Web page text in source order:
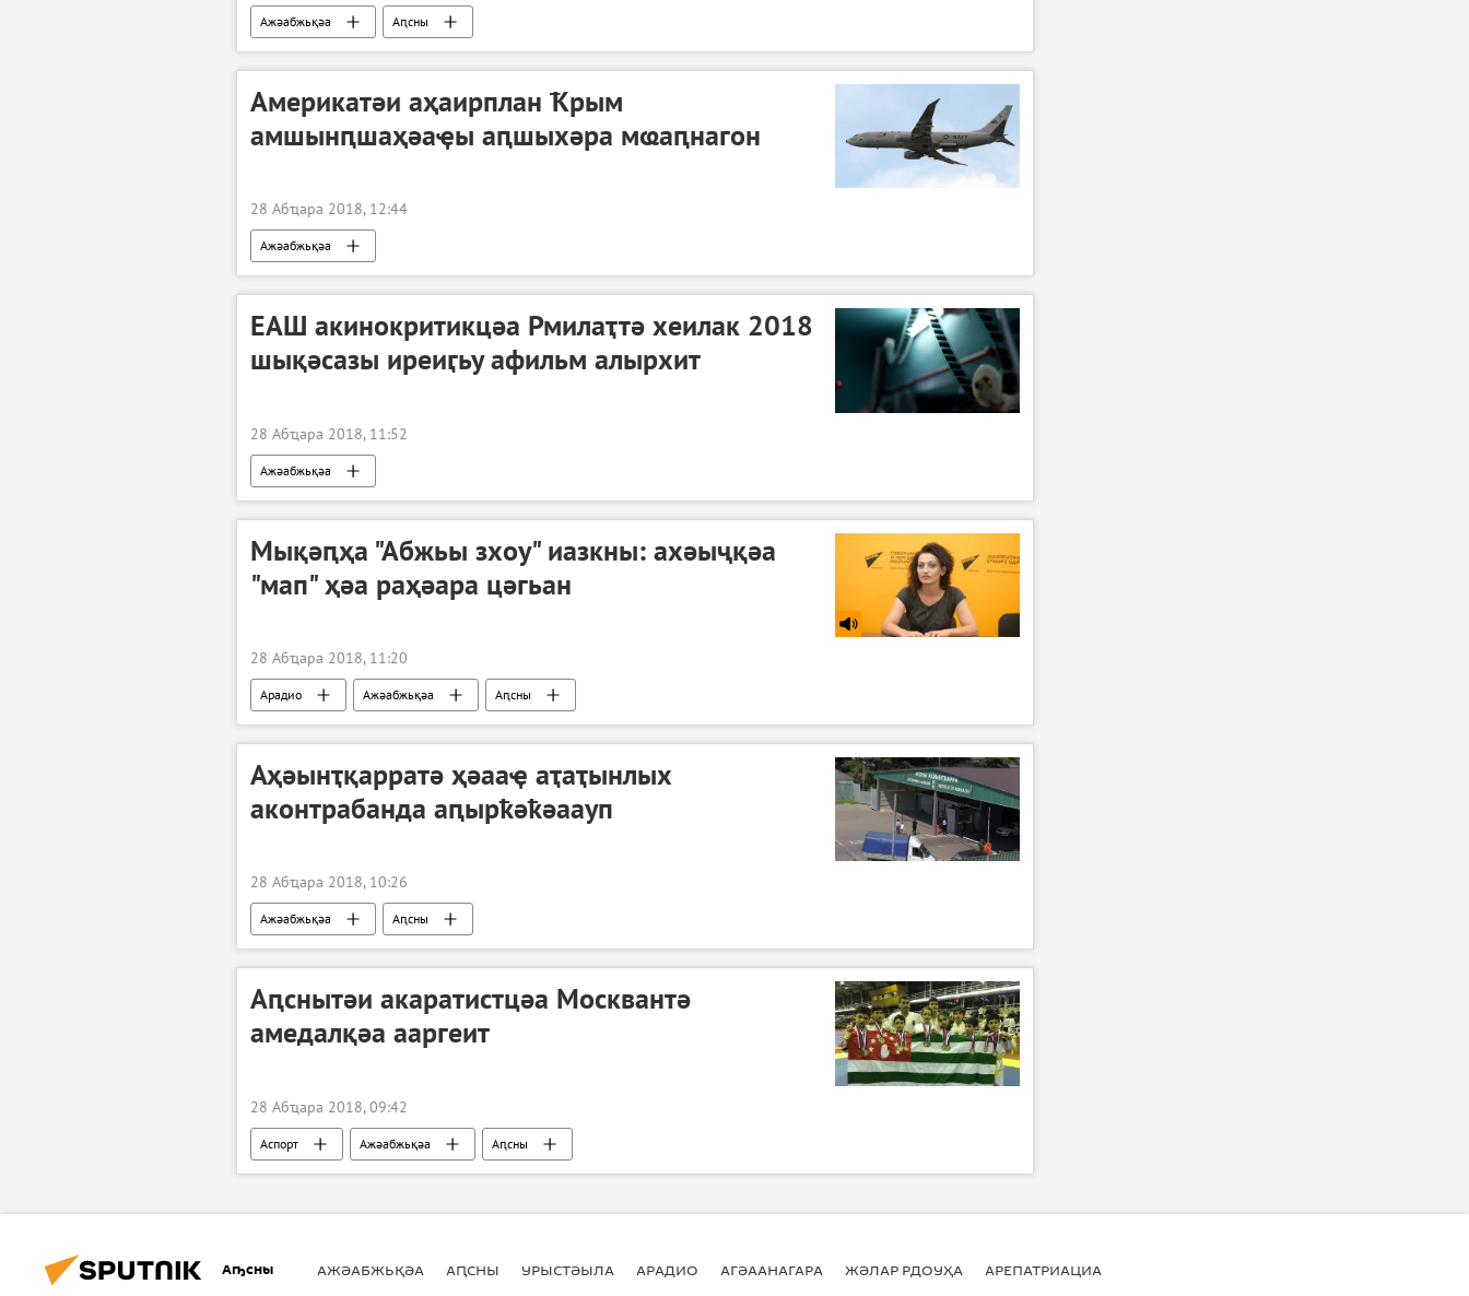
Ажәабжьқәа Аԥсны
Америкатәи аҳаирплан Ҟрым
амшынԥшаҳәаҿы аԥшыхәра мҩаԥнагон
28 Абҵара 2018, 12:44
Ажәабжьқәа
ЕАШ акинокритикцәа Рмилаҭтә хеилак 2018
шықәсазы иреиӷьу афильм алырхит
28 Абҵара 2018, 11:52
Ажәабжьқәа
Мықәԥҳа "Абжьы зхоу" иазкны: ахәыҷқәа
"мап" ҳәа раҳәара цәгьан
28 Абҵара 2018, 11:20
Арадио Ажәабжьқәа Аԥсны
Аҳәынҭқарратә ҳәааҿ аҭаҭынлых
аконтрабанда аԥырҟәҟәаауп
28 Абҵара 2018, 10:26
Ажәабжьқәа Аԥсны
Аԥснытәи акаратистцәа Москвантә
амедалқәа ааргеит
28 Абҵара 2018, 09:42
Аспорт Ажәабжьқәа Аԥсны
Аҧсны АЖӘАБЖЬҚӘА АԤСНЫ УРЫСТӘЫЛА АРАДИО АГӘААНАГАРА ЖӘЛАР РДОУҲА АРЕПАТРИАЦИА